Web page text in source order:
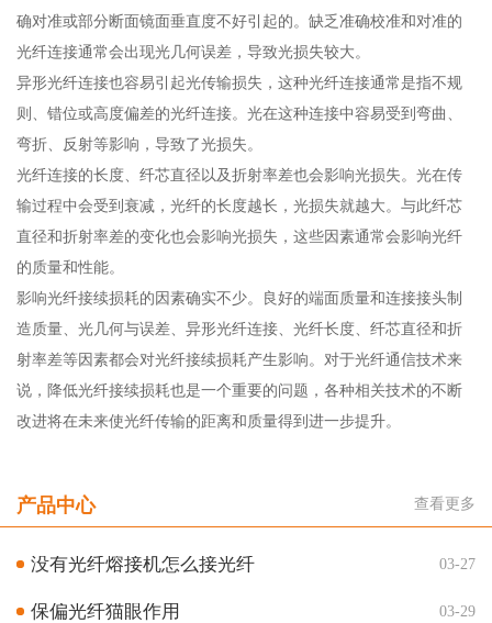
确对准或部分断面镜面垂直度不好引起的。缺乏准确校准和对准的
光纤连接通常会出现光几何误差，导致光损失较大。
异形光纤连接也容易引起光传输损失，这种光纤连接通常是指不规
则、错位或高度偏差的光纤连接。光在这种连接中容易受到弯曲、
弯折、反射等影响，导致了光损失。
光纤连接的长度、纤芯直径以及折射率差也会影响光损失。光在传
输过程中会受到衰减，光纤的长度越长，光损失就越大。与此纤芯
直径和折射率差的变化也会影响光损失，这些因素通常会影响光纤
的质量和性能。
影响光纤接续损耗的因素确实不少。良好的端面质量和连接接头制
造质量、光几何与误差、异形光纤连接、光纤长度、纤芯直径和折
射率差等因素都会对光纤接续损耗产生影响。对于光纤通信技术来
说，降低光纤接续损耗也是一个重要的问题，各种相关技术的不断
改进将在未来使光纤传输的距离和质量得到进一步提升。
产品中心 查看更多
没有光纤熔接机怎么接光纤 03-27
保偏光纤猫眼作用 03-29